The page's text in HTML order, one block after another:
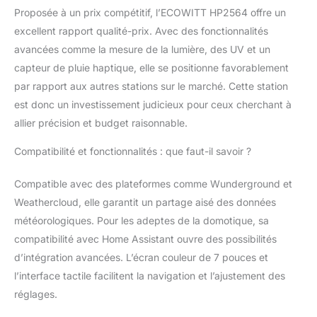
aux capteurs
pluviométriques
traditionnels, le capteur
d'extérieur WS90 est
équipé d'un capteur de
pluie haptique sur la
partie supérieure qui
mesure avec précision
précipitations : il a des
l'arrêt de la pluie. Ce
capteur spécial ne
vibrera pas, n'est pas
affecté par les
météorologiques
Proposée à un prix compétitif, l’ECOWITT HP2564 offre un
excellent rapport qualité-prix. Avec des fonctionnalités
avancées comme la mesure de la lumière, des UV et un
capteur de pluie haptique, elle se positionne favorablement
par rapport aux autres stations sur le marché. Cette station
est donc un investissement judicieux pour ceux cherchant à
allier précision et budget raisonnable.
Compatibilité et fonctionnalités : que faut-il savoir ?
Compatible avec des plateformes comme Wunderground et
Weathercloud, elle garantit un partage aisé des données
météorologiques. Pour les adeptes de la domotique, sa
compatibilité avec Home Assistant ouvre des possibilités
d’intégration avancées. L’écran couleur de 7 pouces et
l’interface tactile facilitent la navigation et l’ajustement des
réglages.